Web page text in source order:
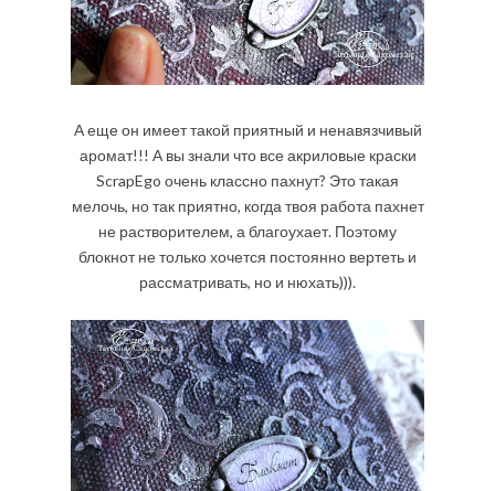
А еще он имеет такой приятный и ненавязчивый
аромат!!! А вы знали что все акриловые краски
ScrapEgo очень классно пахнут? Это такая
мелочь, но так приятно, когда твоя работа пахнет
не растворителем, а благоухает. Поэтому
блокнот не только хочется постоянно вертеть и
рассматривать, но и нюхать))).